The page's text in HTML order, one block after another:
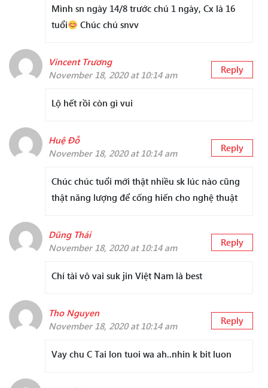
Mình sn ngày 14/8 trước chú 1 ngày, Cx là 16
tuổi
Chúc chú snvv
Vincent Trương
November 18, 2020 at 10:14 am
Reply
Lộ hết rồi còn gì vui
Huệ Đỗ
November 18, 2020 at 10:14 am
Reply
Chúc chúc tuổi mới thật nhiều sk lúc nào cũng
thật năng lượng để cống hiến cho nghệ thuật
Dũng Thái
November 18, 2020 at 10:14 am
Reply
Chí tài vô vai suk jin Việt Nam là best
Tho Nguyen
November 18, 2020 at 10:14 am
Reply
Vay chu C Tai lon tuoi wa ah..nhin k bit luon